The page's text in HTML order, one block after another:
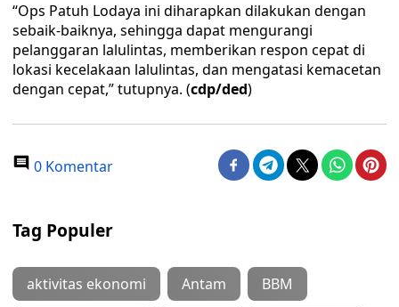
“Ops Patuh Lodaya ini diharapkan dilakukan dengan
sebaik-baiknya, sehingga dapat mengurangi
pelanggaran lalulintas, memberikan respon cepat di
lokasi kecelakaan lalulintas, dan mengatasi kemacetan
dengan cepat,” tutupnya. (cdp/ded)
0 Komentar
Tag Populer
aktivitas ekonomi Antam BBM